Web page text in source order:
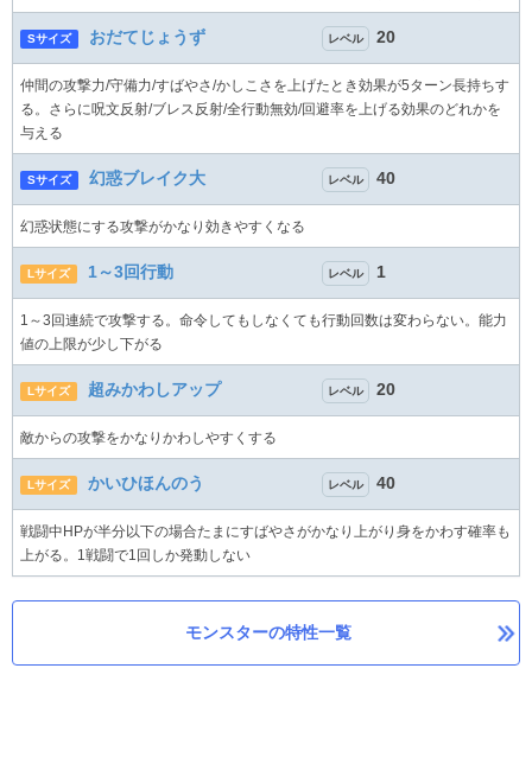
Sサイズ おだてじょうず レベル 20
仲間の攻撃力/守備力/すばやさ/かしこさを上げたとき効果が5ターン長持ちす
る。さらに呪文反射/ブレス反射/全行動無効/回避率を上げる効果のどれかを
与える
Sサイズ 幻惑ブレイク大 レベル 40
幻惑状態にする攻撃がかなり効きやすくなる
Lサイズ 1～3回行動 レベル 1
1～3回連続で攻撃する。命令してもしなくても行動回数は変わらない。能力
値の上限が少し下がる
Lサイズ 超みかわしアップ レベル 20
敵からの攻撃をかなりかわしやすくする
Lサイズ かいひほんのう レベル 40
戦闘中HPが半分以下の場合たまにすばやさがかなり上がり身をかわす確率も
上がる。1戦闘で1回しか発動しない
モンスターの特性一覧